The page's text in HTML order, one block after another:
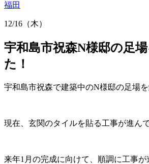
福田
12/16（木）
宇和島市祝森N様邸の足
た！
宇和島市祝森で建築中のN様邸の足場
現在、玄関のタイルを貼る工事が進ん
来年1月の完成に向けて、順調に工事が